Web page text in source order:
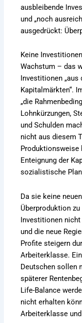
ausbleibende
und „noch
ausgedrückt:
Keine
Wachstum – das
Investitionen
Kapitalmärkten“.
„die
Lohnkürzungen,
und Schulden
nicht aus diesem
Produktionsweise
Enteignung der
sozialistische
Da sie keine
Überproduktion
Investitionen
und die neue
Profite steigern
Arbeiterklasse.
Deutschen sollen
späterer
Life-Balance
nicht erhalten
Arbeiterklasse